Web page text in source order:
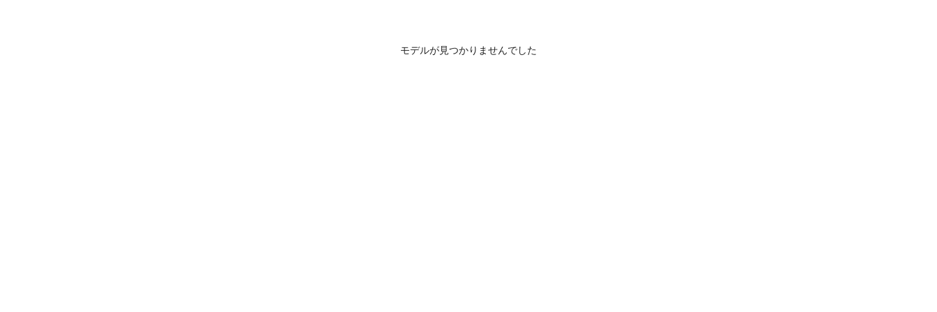
モデルが見つかりませんでした